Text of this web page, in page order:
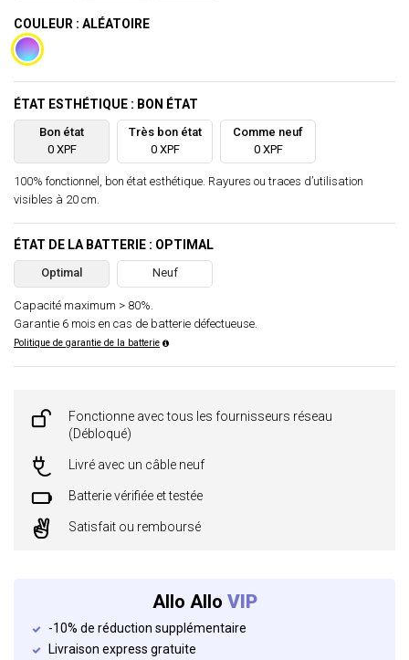
COULEUR : ALÉATOIRE
ÉTAT ESTHÉTIQUE : BON ÉTAT
Bon état
0 XPF
Très bon état
0 XPF
Comme neuf
0 XPF
100% fonctionnel, bon état esthétique. Rayures ou traces d’utilisation
visibles à 20 cm.
ÉTAT DE LA BATTERIE : OPTIMAL
Optimal Neuf
Capacité maximum > 80%.
Garantie 6 mois en cas de batterie défectueuse.
Politique de garantie de la batterie
Fonctionne avec tous les fournisseurs réseau
(Débloqué)
Livré avec un câble neuf
Batterie vérifiée et testée
Satisfait ou remboursé
Allo Allo VIP
-10% de réduction supplémentaire
Livraison express gratuite